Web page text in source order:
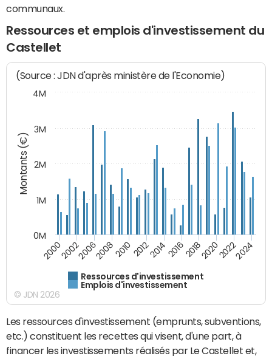
communaux.
Ressources et emplois d'investissement du
Castellet
Montants (€)
(Source : JDN d'après ministère de l'Economie)
Ressources d'investissement
Emplois d'investissement
20002002200620082010 2012201420162018202020222024
0M
1M
2M
3M
4M
© JDN 2026
Les ressources d'investissement (emprunts, subventions,
etc.) constituent les recettes qui visent, d'une part, à
financer les investissements réalisés par Le Castellet et,